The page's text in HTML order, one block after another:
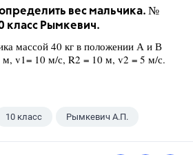
вес мальчика. №
класс Рымкевич.
массой 40 кг в положении А и В
м, v1= 10 м/с, R2 = 10 м, v2 = 5 м/с.
10 класс Рымкевич А.П.